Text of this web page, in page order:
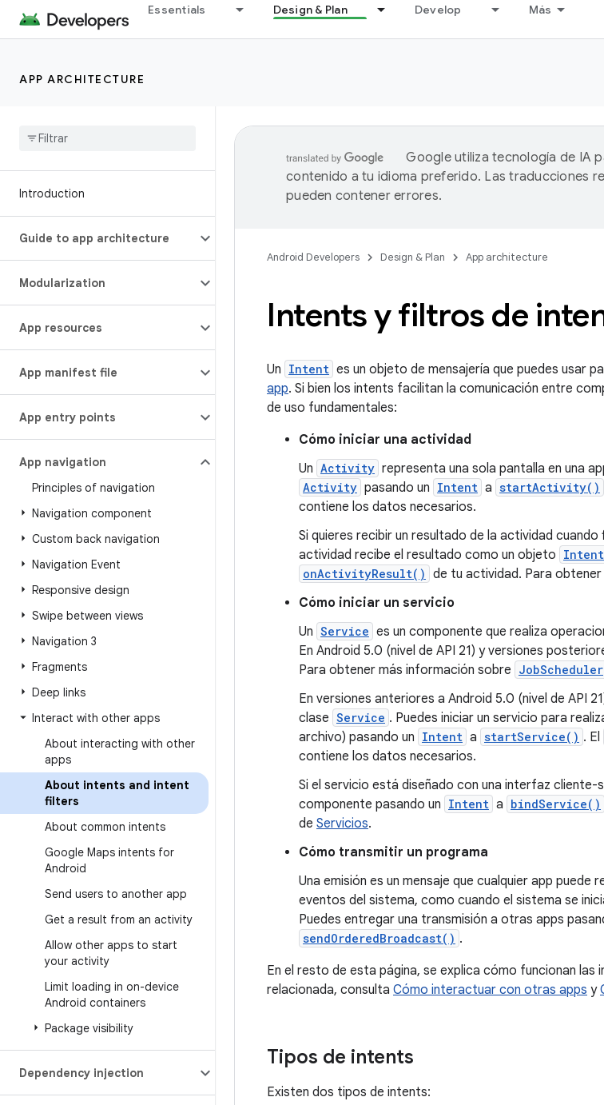
Essentials Design & Plan Develop Más
APP ARCHITECTURE
Introduction
Guide to app architecture
Modularization
App resources
App manifest file
App entry points
App navigation
Principles of navigation
Navigation component
Custom back navigation
Navigation Event
Responsive design
Swipe between views
Navigation 3
Fragments
Deep links
Interact with other apps
About interacting with other
apps
About intents and intent
filters
About common intents
Google Maps intents for
Android
Send users to another app
Get a result from an activity
Allow other apps to start
your activity
Limit loading in on-device
Android containers
Package visibility
Dependency injection
Google utiliza tecnología de IA
contenido a tu idioma preferido. Las traducciones
pueden contener errores.
Android Developers Design & Plan App architecture
Intents y filtros de
Un Intent es un objeto de mensajería que puedes usar
app. Si bien los intents facilitan la comunicación entre
de uso fundamentales:
Cómo iniciar una actividad
Un Activity representa una sola pantalla en una
Activity pasando un Intent a startActivity()
contiene los datos necesarios.
Si quieres recibir un resultado de la actividad cuando
actividad recibe el resultado como un objeto Intent
onActivityResult() de tu actividad. Para
Cómo iniciar un servicio
Un Service es un componente que realiza
En Android 5.0 (nivel de API 21) y versiones
Para obtener más información sobre JobScheduler
En versiones anteriores a Android 5.0 (nivel de API
clase Service . Puedes iniciar un servicio para
archivo) pasando un Intent a startService() . El
contiene los datos necesarios.
Si el servicio está diseñado con una interfaz
componente pasando un Intent a bindService()
de Servicios.
Cómo transmitir un programa
Una emisión es un mensaje que cualquier app
eventos del sistema, como cuando el sistema se
Puedes entregar una transmisión a otras apps
sendOrderedBroadcast() .
En el resto de esta página, se explica cómo funcionan
relacionada, consulta Cómo interactuar con otras apps y
Tipos de intents
Existen dos tipos de intents: